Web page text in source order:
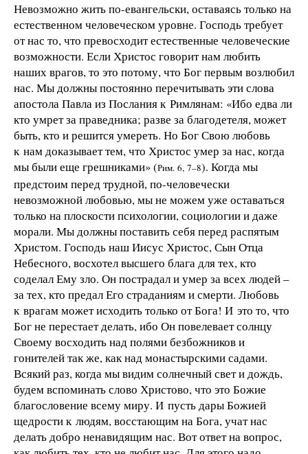
Невозможно жить по-евангельски, оставаясь только на
естественном человеческом уровне. Господь требует
от нас то, что превосходит естественные человеческие
возможности. Если Христос говорит нам любить
наших врагов, то это потому, что Бог первым возлюбил
нас. Мы должны постоянно перечитывать эти слова
апостола Павла из Послания к Римлянам: «Ибо едва ли
кто умрет за праведника; разве за благодетеля, может
быть, кто и решится умереть. Но Бог Свою любовь
к нам доказывает тем, что Христос умер за нас, когда
мы были еще грешниками» (Рим. 6, 7–8). Когда мы
предстоим перед трудной, по-человечески
невозможной любовью, мы не можем уже оставаться
только на плоскости психологии, социологии и даже
морали. Мы должны поставить себя перед распятым
Христом. Господь наш Иисус Христос, Сын Отца
Небесного, восхотел высшего блага для тех, кто
соделал Ему зло. Он пострадал и умер за всех людей –
за тех, кто предал Его страданиям и смерти. Любовь
к врагам может исходить только от Бога! И это то, что
Бог не перестает делать, ибо Он повелевает солнцу
Своему восходить над полями безбожников и
гонителей так же, как над монастырскими садами.
Всякий раз, когда мы видим солнечный свет и дождь,
будем вспоминать слово Христово, что это Божие
благословение всему миру. И пусть дары Божией
щедрости к людям, восстающим на Бога, учат нас
делать добро ненавидящим нас. Вот ответ на вопрос,